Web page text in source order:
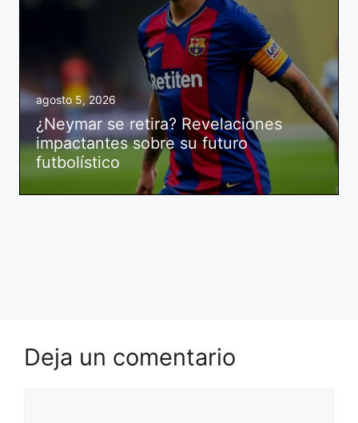
agosto 5, 2026
¿Neymar se retira? Revelaciones
impactantes sobre su futuro
futbolístico
Deja un comentario